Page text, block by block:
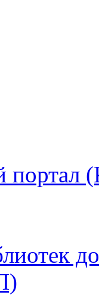
портал